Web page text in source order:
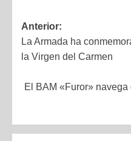
Anterior:
La Armada ha
la Virgen del Carmen
El BAM «Furor»